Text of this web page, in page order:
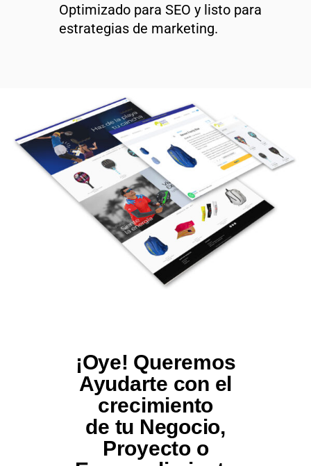
Optimizado para SEO y listo para
estrategias de marketing.
¡Oye! Queremos
Ayudarte con el
crecimiento
de tu Negocio,
Proyecto o